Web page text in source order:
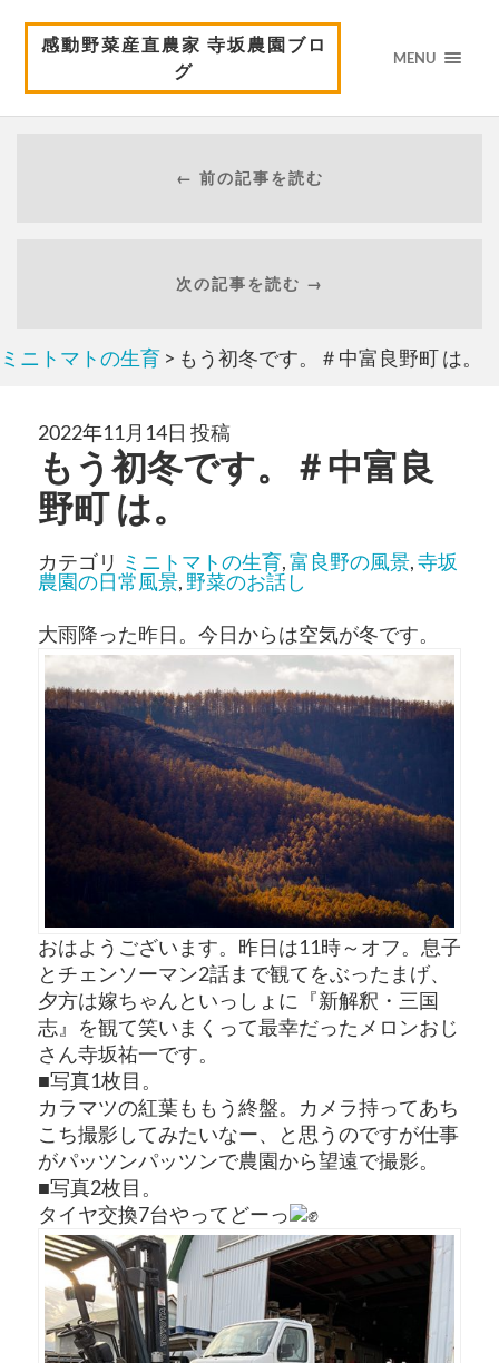
感動野菜産直農家 寺坂農園ブロ
グ
MENU
← 前の記事を読む
次の記事を読む →
ミニトマトの生育 > もう初冬です。＃中富良野町 は。
2022年11月14日 投稿
もう初冬です。＃中富良
野町 は。
カテゴリ ミニトマトの生育,富良野の風景,寺坂
農園の日常風景, 野菜のお話し
大雨降った昨日。今日からは空気が冬です。
おはようございます。昨日は11時～オフ。息子
とチェンソーマン2話まで観てをぶったまげ、
夕方は嫁ちゃんといっしょに『新解釈・三国
志』を観て笑いまくって最幸だったメロンおじ
さん寺坂祐一です。
■写真1枚目。
カラマツの紅葉ももう終盤。カメラ持ってあち
こち撮影してみたいなー、と思うのですが仕事
がパッツンパッツンで農園から望遠で撮影。
■写真2枚目。
タイヤ交換7台やってどーっ